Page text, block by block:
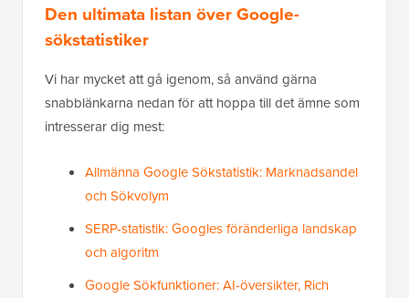
Den ultimata listan över Google-
sökstatistiker
Vi har mycket att gå igenom, så använd gärna
snabblänkarna nedan för att hoppa till det ämne som
intresserar dig mest:
Allmänna Google Sökstatistik: Marknadsandel
och Sökvolym
SERP-statistik: Googles föränderliga landskap
och algoritm
Google Sökfunktioner: AI-översikter, Rich